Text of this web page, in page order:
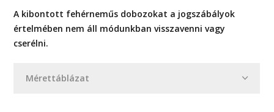
Mérettáblázat
A kibontott fehérneműs dobozokat a jogszábályok
értelmében nem áll módunkban visszavenni vagy
cserélni.